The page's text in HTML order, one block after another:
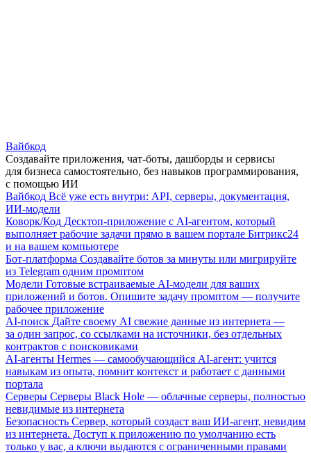
Вайбкод
Создавайте приложения, чат-боты, дашборды и сервисы
для бизнеса самостоятельно, без навыков программирования,
с помощью ИИ
Вайбкод Всё уже есть внутри: API, серверы, документация,
ИИ-модели
Коворк/Код Десктоп-приложение с AI-агентом, который
выполняет рабочие задачи прямо в вашем портале Битрикс24
и на вашем компьютере
Бот-платформа Создавайте ботов за минуты или мигрируйте
из Telegram одним промптом
Модели Готовые встраиваемые AI-модели для ваших
приложений и ботов. Опишите задачу промптом — получите
рабочее приложение
AI-поиск Дайте своему AI свежие данные из интернета —
за один запрос, со ссылками на источники, без отдельных
контрактов с поисковиками
AI-агенты Hermes — самообучающийся AI-агент: учится
навыкам из опыта, помнит контекст и работает с данными
портала
Серверы Серверы Black Hole — облачные серверы, полностью
невидимые из интернета
Безопасность Сервер, который создаст ваш ИИ-агент, невидим
из интернета. Доступ к приложению по умолчанию есть
только у вас, а ключи выдаются с ограниченными правами